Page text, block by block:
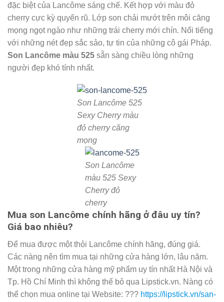
đặc biệt của Lancôme sáng chế. Kết hợp với màu đỏ
cherry cực kỳ quyến rũ. Lớp son chải mướt trên môi căng
mọng ngọt ngào như những trái cherry mới chín. Nổi tiếng
với những nét đẹp sắc sảo, tự tin của những cô gái Pháp.
Son Lancôme màu 525 sẵn sàng chiều lòng những
người đẹp khó tính nhất.
Son Lancôme 525
Sexy Cherry màu
đỏ cherry căng
mọng
Son Lancôme
màu 525 Sexy
Cherry đỏ
cherry
Mua son Lancôme chính hãng ở đâu uy tín?
Giá bao nhiêu?
Để mua được một thỏi Lancôme chính hãng, đúng giá.
Các nàng nên tìm mua tại những cửa hàng lớn, lâu năm.
Một trong những cửa hàng mỹ phẩm uy tín nhất Hà Nội và
Tp. Hồ Chí Minh thì không thể bỏ qua Lipstick.vn. Nàng có
thể chọn mua online tại Website: ??? https://lipstick.vn/san-